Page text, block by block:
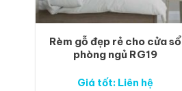
Rèm gỗ đẹp rẻ cho cửa sổ
phòng ngủ RG19
Giá tốt: Liên hệ